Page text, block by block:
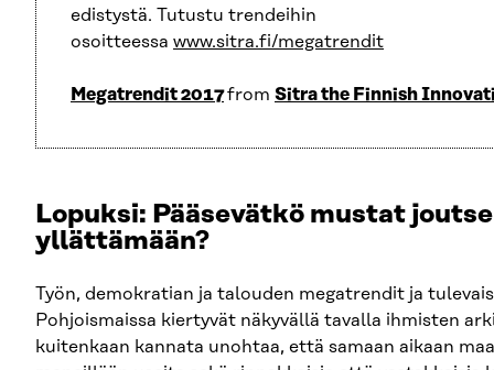
edistystä. Tutustu trendeihin
osoitteessa www.sitra.fi/megatrendit
Megatrendit 2017from Sitra the Finnish
Lopuksi: Pääsevätkö mustat
yllättämään?
Työn, demokratian ja talouden megatrendit ja
Pohjoismaissa kiertyvät näkyvällä tavalla ihmisten
kuitenkaan kannata unohtaa, että samaan aikaan